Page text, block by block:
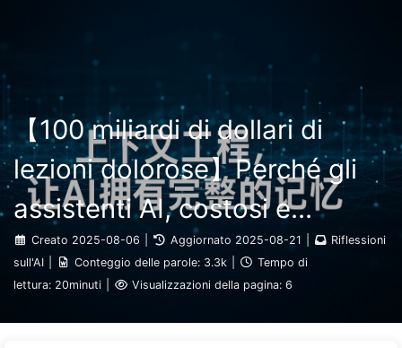
【100 miliardi di dollari di
lezioni dolorose】Perché gli
assistenti AI, costosi e
disposti dalle aziende,
"perdono la memoria" nei
momenti cruciali, mentre i
Creato 2025-08-06 Aggiornato 2025-08-21
Riflessioni
sull'AI
Conteggio delle parole: 3.3k
Tempo di
lettura: 20minuti Visualizzazioni della pagina: 6